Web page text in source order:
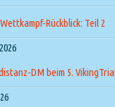
Rückblick: Teil 2
DM beim 5.